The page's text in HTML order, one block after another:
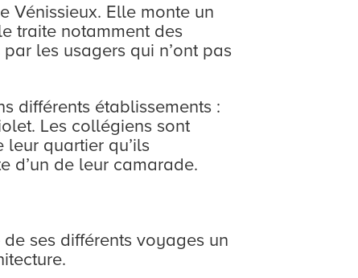
Vénissieux. Elle monte un
traite notamment des
les usagers qui n’ont pas
différents établissements :
Les collégiens sont
quartier qu’ils
d’un de leur camarade.
ses différents voyages un